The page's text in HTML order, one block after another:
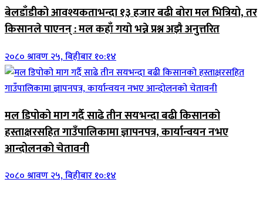
बेलडाँडीको आवश्यकताभन्दा १३ हजार बढी बोरा मल भित्रियो, तर
किसानले पाएनन् : मल कहाँ गयो भन्ने प्रश्न अझै अनुत्तरित
२०८० श्रावण २५, बिहीबार १०:१४
मल डिपोको माग गर्दै साढे तीन सयभन्दा बढी किसानको
हस्ताक्षरसहित गाउँपालिकामा ज्ञापनपत्र, कार्यान्वयन नभए
आन्दोलनको चेतावनी
२०८० श्रावण २५, बिहीबार १०:१४